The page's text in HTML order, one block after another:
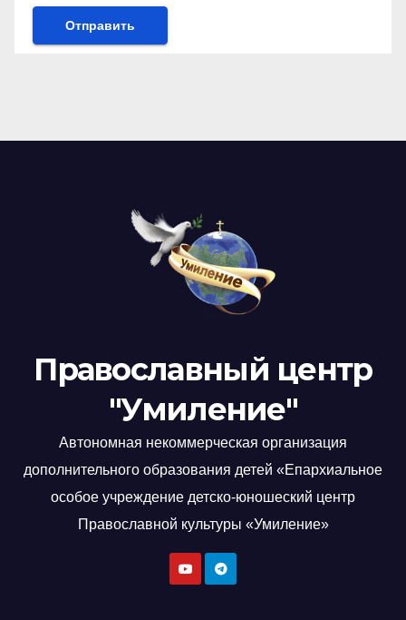
Православный центр
"Умиление"
Автономная некоммерческая организация
дополнительного образования детей «Епархиальное
особое учреждение детско-юношеский центр
Православной культуры «Умиление»